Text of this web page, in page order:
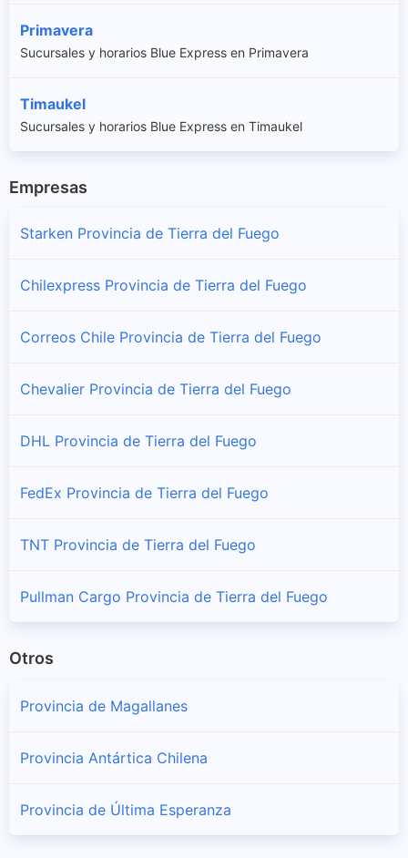
Primavera
Sucursales y horarios Blue Express en Primavera
Timaukel
Sucursales y horarios Blue Express en Timaukel
Empresas
Starken Provincia de Tierra del Fuego
Chilexpress Provincia de Tierra del Fuego
Correos Chile Provincia de Tierra del Fuego
Chevalier Provincia de Tierra del Fuego
DHL Provincia de Tierra del Fuego
FedEx Provincia de Tierra del Fuego
TNT Provincia de Tierra del Fuego
Pullman Cargo Provincia de Tierra del Fuego
Otros
Provincia de Magallanes
Provincia Antártica Chilena
Provincia de Última Esperanza